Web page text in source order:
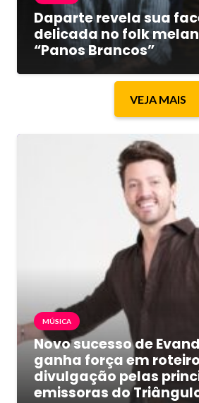
Daparte revela sua
delicada no folk
“Panos Brancos”
VEJA MAIS
MÚSICA
Novo sucesso de
ganha força em
divulgação pelas
emissoras do